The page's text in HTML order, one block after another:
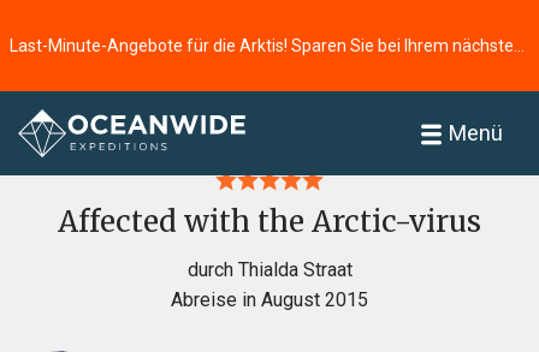
Menü
Startseite
Affected with the Arctic-virus
durch Thialda Straat
Abreise in August 2015